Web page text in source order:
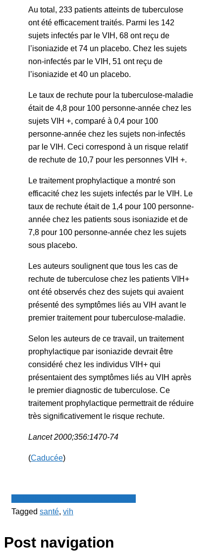
Au total, 233 patients atteints de tuberculose
ont été efficacement traités. Parmi les 142
sujets infectés par le VIH, 68 ont reçu de
l’isoniazide et 74 un placebo. Chez les sujets
non-infectés par le VIH, 51 ont reçu de
l’isoniazide et 40 un placebo.
Le taux de rechute pour la tuberculose-maladie
était de 4,8 pour 100 personne-année chez les
sujets VIH +, comparé à 0,4 pour 100
personne-année chez les sujets non-infectés
par le VIH. Ceci correspond à un risque relatif
de rechute de 10,7 pour les personnes VIH +.
Le traitement prophylactique a montré son
efficacité chez les sujets infectés par le VIH. Le
taux de rechute était de 1,4 pour 100 personne-
année chez les patients sous isoniazide et de
7,8 pour 100 personne-année chez les sujets
sous placebo.
Les auteurs soulignent que tous les cas de
rechute de tuberculose chez les patients VIH+
ont été observés chez des sujets qui avaient
présenté des symptômes liés au VIH avant le
premier traitement pour tuberculose-maladie.
Selon les auteurs de ce travail, un traitement
prophylactique par isoniazide devrait être
considéré chez les individus VIH+ qui
présentaient des symptômes liés au VIH après
le premier diagnostic de tuberculose. Ce
traitement prophylactique permettrait de réduire
très significativement le risque rechute.
Lancet 2000;356:1470-74
(Caducée)
Tagged santé, vih
Post navigation